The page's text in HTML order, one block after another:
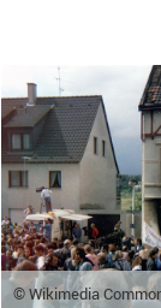
© Wikimedia